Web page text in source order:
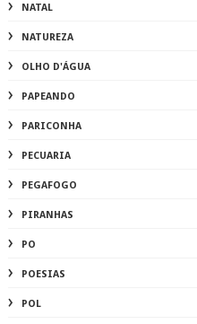
NATAL
NATUREZA
OLHO D'ÁGUA
PAPEANDO
PARICONHA
PECUARIA
PEGAFOGO
PIRANHAS
PO
POESIAS
POL